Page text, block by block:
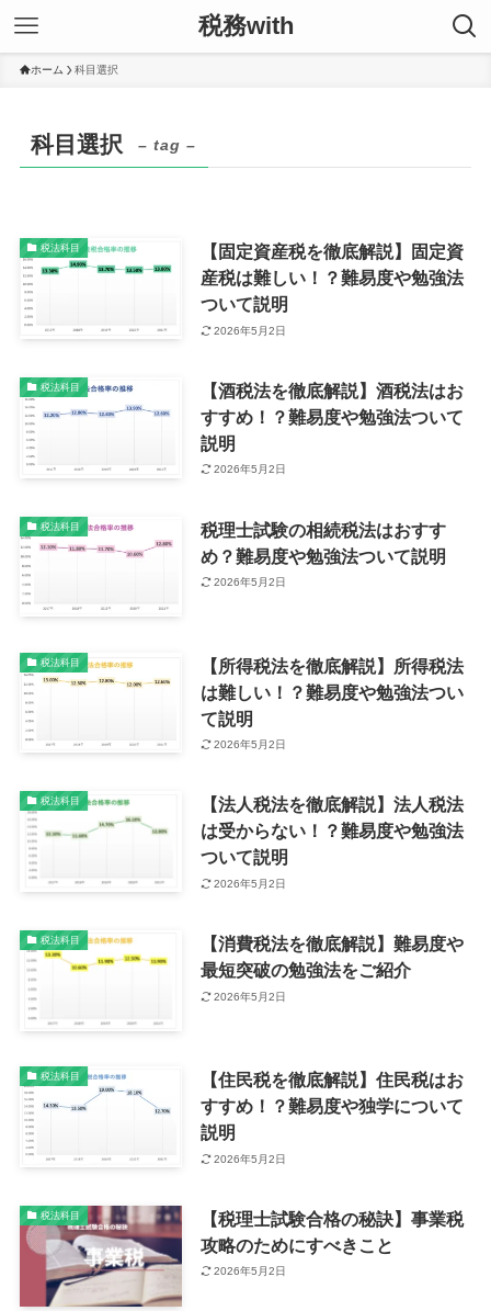
税務with
ホーム 科目選択
科目選択 – tag –
税法科目
【固定資産税を徹底解説】固定資
産税は難しい！？難易度や勉強法
ついて説明
2026年5月2日
税法科目
【酒税法を徹底解説】酒税法はお
すすめ！？難易度や勉強法ついて
説明
2026年5月2日
税法科目
税理士試験の相続税法はおすす
め？難易度や勉強法ついて説明
2026年5月2日
税法科目
【所得税法を徹底解説】所得税法
は難しい！？難易度や勉強法つい
て説明
2026年5月2日
税法科目
【法人税法を徹底解説】法人税法
は受からない！？難易度や勉強法
ついて説明
2026年5月2日
税法科目
【消費税法を徹底解説】難易度や
最短突破の勉強法をご紹介
2026年5月2日
税法科目
【住民税を徹底解説】住民税はお
すすめ！？難易度や独学について
説明
2026年5月2日
税法科目
【税理士試験合格の秘訣】事業税
攻略のためにすべきこと
2026年5月2日